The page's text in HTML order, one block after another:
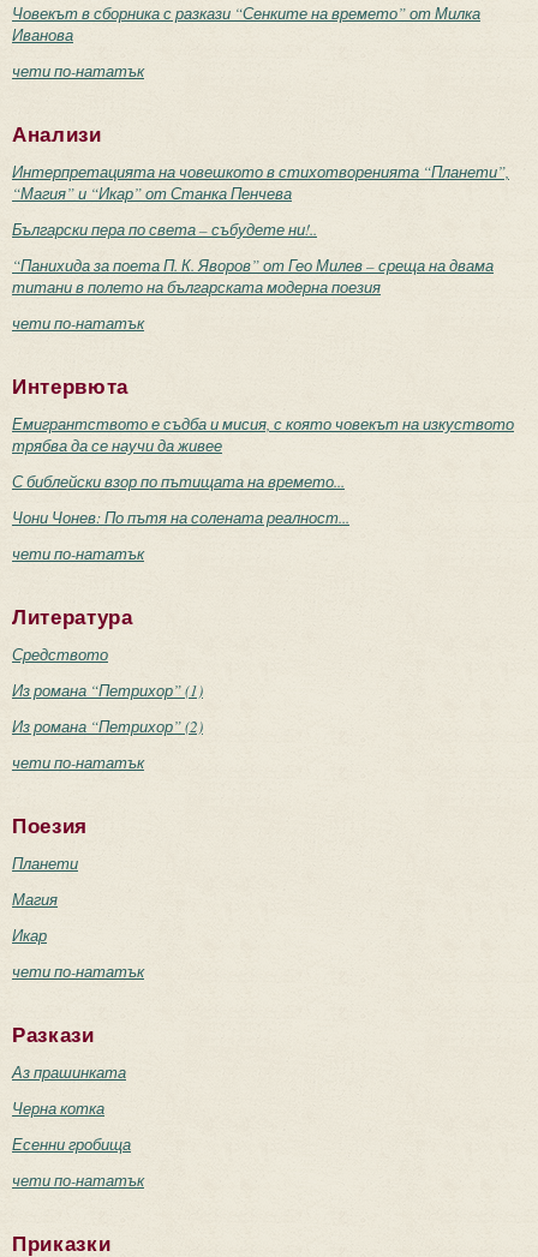
Човекът в сборника с разкази “Сенките на времето” от Милка
Иванова
чети по-нататък
Анализи
Интерпретацията на човешкото в стихотворенията “Планети”,
“Магия” и “Икар” от Станка Пенчева
Български пера по света – събудете ни!..
“Панихида за поета П. К. Яворов” от Гео Милев – среща на двама
титани в полето на българската модерна поезия
чети по-нататък
Интервюта
Емигрантството е съдба и мисия, с която човекът на изкуството
трябва да се научи да живее
С библейски взор по пътищата на времето...
Чони Чонев: По пътя на солената реалност...
чети по-нататък
Литература
Средството
Из романа “Петрихор” (1)
Из романа “Петрихор” (2)
чети по-нататък
Поезия
Планети
Магия
Икар
чети по-нататък
Разкази
Аз прашинката
Черна котка
Есенни гробища
чети по-нататък
Приказки